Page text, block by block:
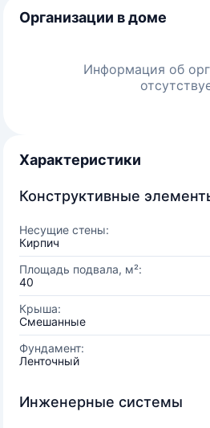
Организации в доме
Информация об
Характеристики
Конструктивные
Несущие стены:
Кирпич
Площадь подвала, м²:
40
Крыша:
Смешанные
Фундамент:
Ленточный
Инженерные системы